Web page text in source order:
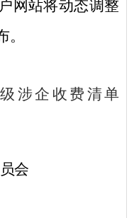
网站将动态调整
涉企收费清单
革委员会
财政厅